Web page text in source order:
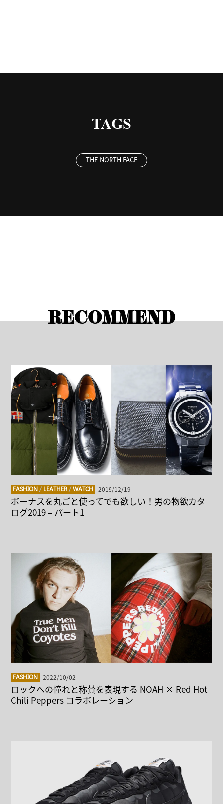
TAGS
THE NORTH FACE
RECOMMEND
FASHION / LEATHER /WATCH 2019/12/19
ボーナスを丸ごと使ってでも欲しい！男の物欲カタ
ログ2019 – パート1
FASHION 2022/10/02
ロックへの憧れと称賛を表現する NOAH × Red Hot
Chili Peppers コラボレーション